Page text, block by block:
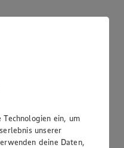
i.B.
§ 27a UStG:
(Sprecher)
Jürgen
(Vorstandsmitglied),
ein, um
unserer
deine Daten,